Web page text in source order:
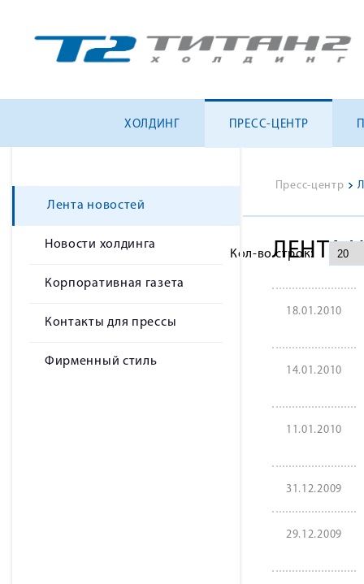
ХОЛДИНГ ПРЕСС-ЦЕНТР
Лента новостей
Новости холдинга
Корпоративная газета
Контакты для прессы
Фирменный стиль
Пресс-центр >
ЛЕНТА
Кол-во строк:
18.01.2010
14.01.2010
11.01.2010
31.12.2009
29.12.2009